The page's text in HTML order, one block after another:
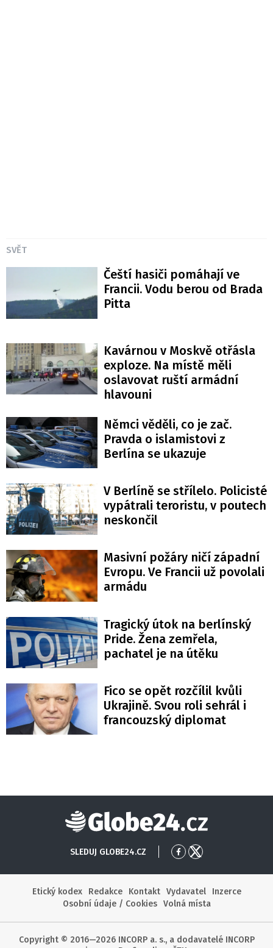
SVĚT
Čeští hasiči pomáhají ve
Francii. Vodu berou od Brada
Pitta
Kavárnou v Moskvě otřásla
exploze. Na místě měli
oslavovat ruští armádní
hlavouni
Němci věděli, co je zač.
Pravda o islamistovi z
Berlína se ukazuje
V Berlíně se střílelo. Policisté
vypátrali teroristu, v poutech
neskončil
Masivní požáry ničí západní
Evropu. Ve Francii už povolali
armádu
Tragický útok na berlínský
Pride. Žena zemřela,
pachatel je na útěku
Fico se opět rozčílil kvůli
Ukrajině. Svou roli sehrál i
francouzský diplomat
Globe24
SLEDUJ GLOBE24.CZ
Přejít
Facebook
Přejít
X
Etický kodex
Redakce Kontakt Vydavatel
Inzerce
Osobní údaje / Cookies
Volná místa
Copyright © 2016—2026 INCORP a. s., a dodavatelé INCORP